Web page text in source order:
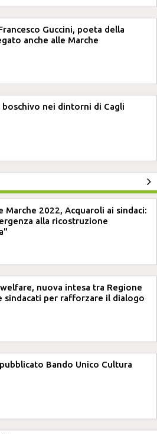
Guccini, poeta della
anche alle Marche
boschivo nei dintorni di Cagli
Marche 2022, Acquaroli ai sindaci:
alla ricostruzione
nuova intesa tra Regione
sindacati per rafforzare il dialogo
Bando Unico Cultura